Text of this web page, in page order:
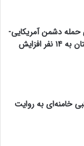
دشمن آمریکایی-
صهیونیستی به دادگستری لارستان به ۱۴ نفر افزایش
خامنه‌ای به روایت